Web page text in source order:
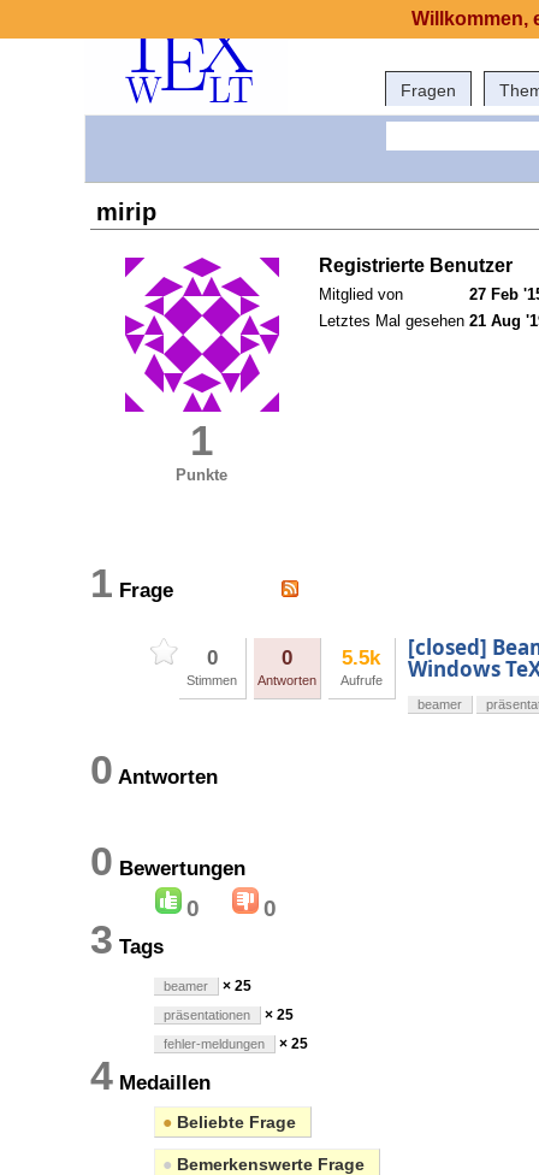
Fragen
mirip
1
Punkte
Registrierte Benutzer
Mitglied von
27 Feb
Letztes Mal gesehen 21 Aug
1 Frage
0
Stimmen
0
Antworten
5.5k
Aufrufe
[closed]
Windows
beamer
0 Antworten
0 Bewertungen
0 0
3 Tags
beamer × 25
präsentationen × 25
fehler-meldungen × 25
4 Medaillen
● Beliebte Frage
● Bemerkenswerte Frage
Willkommen,